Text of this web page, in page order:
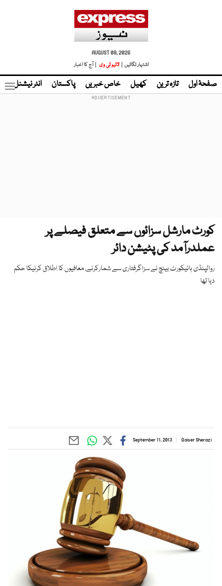
AUGUST 09, 2026
اشتہار لگائیں |
لائیو ٹی وی | آج کا اخبار
صفحۂ اول تازہ ترین کھیل خاص خبریں پاکستان انٹر نیشنل
کورٹ مارشل سزائوں سے متعلق فیصلے پر
عملدرآمد کی پٹیشن دائر
روالپنڈی ہائیکورٹ بینچ نے سزاگرفتاری سے شمارکرنے، معافیوں کا اطلاق کرنیکا حکم
دیا تھا
Qaiser Sherazi
September 11, 2013